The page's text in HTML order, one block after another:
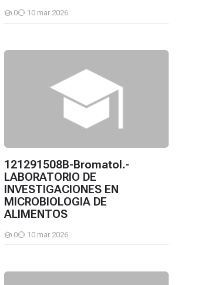
0
Estudiantes
10 mar 2026
EN MICROBIOLOGIA DE
121291508B-Bromatol.-
LABORATORIO DE
INVESTIGACIONES EN
MICROBIOLOGIA DE
ALIMENTOS
0
Estudiantes
10 mar 2026
121291508B-Bromatol.-LABORATORIO DE
LEGALBROMATOLOGICAS Y
121291507A-Bromatol.-LABORATORIO DE